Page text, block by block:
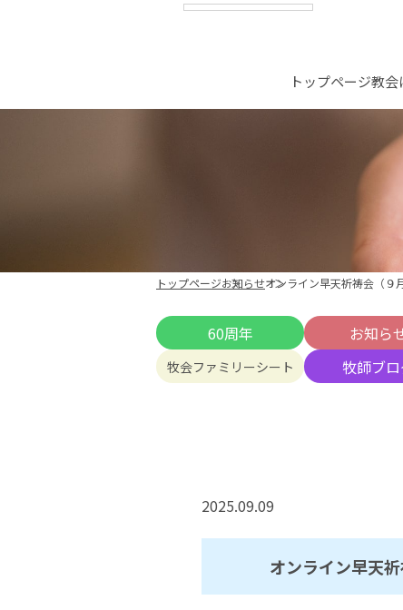
トップページ教会
トップページお知らせオンライン早天祈祷会（９
60周年 お知ら
牧会ファミリーシート 牧師ブ
2025.09.09
オンライン早天祈